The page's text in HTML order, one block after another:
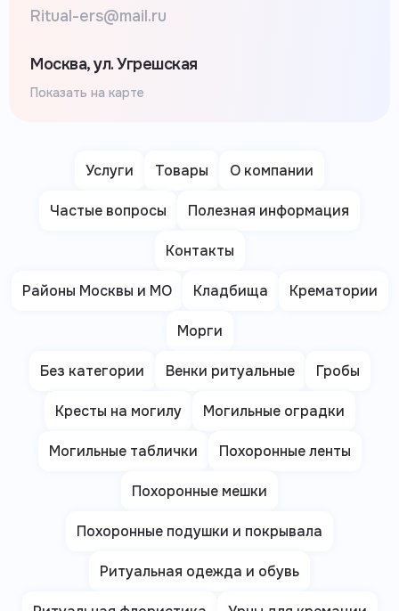
Ritual-ers@mail.ru
Москва, ул. Угрешская
Показать на карте
Услуги Товары О компании
Частые вопросы Полезная информация
Контакты
Районы Москвы и МО Кладбища Крематории
Морги
Без категории Венки ритуальные Гробы
Кресты на могилу Могильные оградки
Могильные таблички Похоронные ленты
Похоронные мешки
Похоронные подушки и покрывала
Ритуальная одежда и обувь